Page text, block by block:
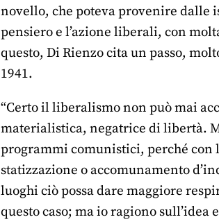
novello, che poteva provenire dalle
pensiero e l’azione liberali, con
questo, Di Rienzo cita un passo,
1941.
“Certo il liberalismo non può mai
materialistica, negatrice di libertà.
programmi comunistici, perché con
statizzazione o accomunamento
luoghi ciò possa dare maggiore
questo caso; ma io ragiono